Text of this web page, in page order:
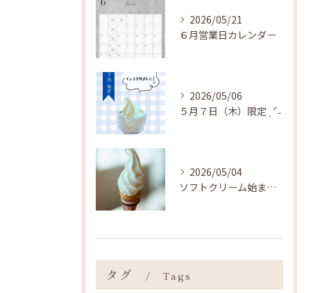
2026/05/21
６月営業日カレンダー
2026/05/06
５月７日（木）限定 ˎˊ˗
2026/05/04
ソフトクリーム始まりました ˎˊ˗
タグ Tags